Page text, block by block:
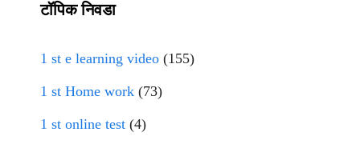
टॉपिक निवडा
1 st e learning video (155)
1 st Home work (73)
1 st online test (4)